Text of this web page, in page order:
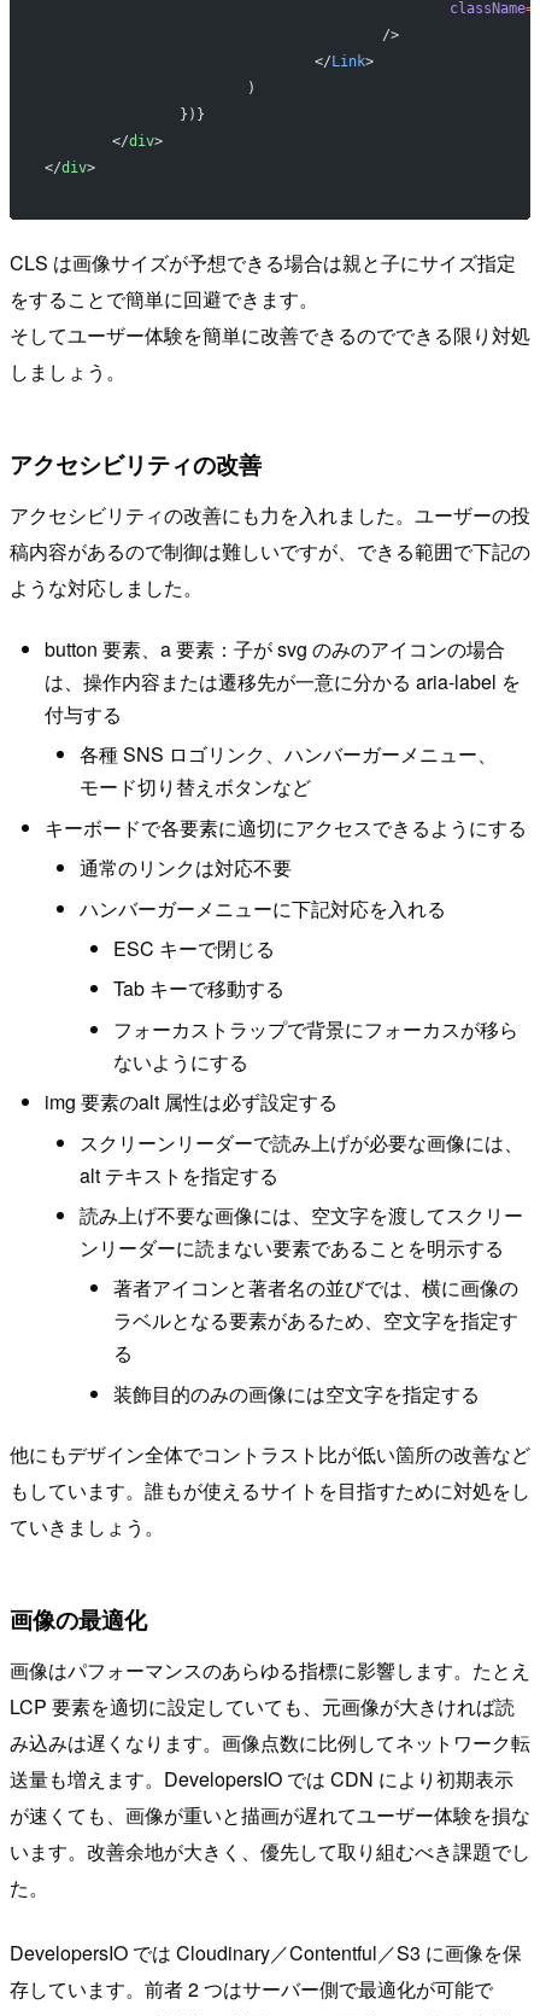
						className
=
					/>
				</
Link>
			)
		})}
	</
div>
</div>
CLS は画像サイズが予想できる場合は親と子にサイズ指定
をすることで簡単に回避できます。
そしてユーザー体験を簡単に改善できるのでできる限り対処
しましょう。
アクセシビリティの改善
アクセシビリティの改善にも力を入れました。ユーザーの投
稿内容があるので制御は難しいですが、できる範囲で下記の
ような対応しました。
button 要素、a 要素：子が svg のみのアイコンの場合
は、操作内容または遷移先が一意に分かる aria-label を
付与する
各種 SNS ロゴリンク、ハンバーガーメニュー、
モード切り替えボタンなど
キーボードで各要素に適切にアクセスできるようにする
通常のリンクは対応不要
ハンバーガーメニューに下記対応を入れる
ESC キーで閉じる
Tab キーで移動する
フォーカストラップで背景にフォーカスが移ら
ないようにする
img 要素のalt 属性は必ず設定する
スクリーンリーダーで読み上げが必要な画像には、
alt テキストを指定する
読み上げ不要な画像には、空文字を渡してスクリー
ンリーダーに読まない要素であることを明示する
著者アイコンと著者名の並びでは、横に画像の
ラベルとなる要素があるため、空文字を指定す
る
装飾目的のみの画像には空文字を指定する
他にもデザイン全体でコントラスト比が低い箇所の改善など
もしています。誰もが使えるサイトを目指すために対処をし
ていきましょう。
画像の最適化
画像はパフォーマンスのあらゆる指標に影響します。たとえ
LCP 要素を適切に設定していても、元画像が大きければ読
み込みは遅くなります。画像点数に比例してネットワーク転
送量も増えます。DevelopersIO では CDN により初期表示
が速くても、画像が重いと描画が遅れてユーザー体験を損な
います。改善余地が大きく、優先して取り組むべき課題でし
た。
DevelopersIO では Cloudinary／Contentful／S3 に画像を保
存しています。前者 2 つはサーバー側で最適化が可能で